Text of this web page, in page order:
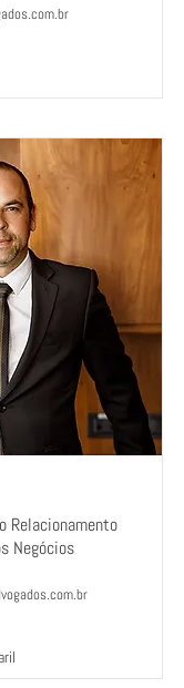
Relacionamento
Negócios